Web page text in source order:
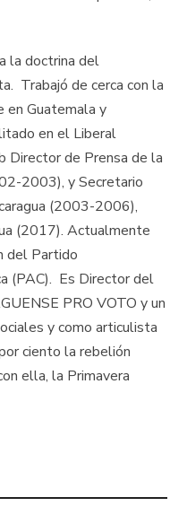
la doctrina del
Trabajó de cerca con la
en Guatemala y
en el Liberal
Director de Prensa de la
2003), y Secretario
(2003-2006),
(2017). Actualmente
del Partido
(PAC). Es Director del
PRO VOTO y un
y como articulista
ciento la rebelión
ella, la Primavera